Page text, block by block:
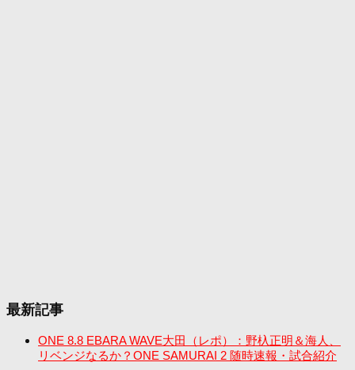
最新記事
ONE 8.8 EBARA WAVE大田（レポ）：野杁正明＆海人、
リベンジなるか？ONE SAMURAI 2 随時速報・試合紹介